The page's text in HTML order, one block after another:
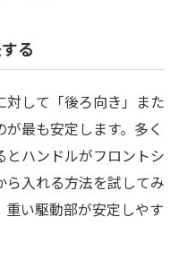
る
して「後ろ向き」また
最も安定します。多く
ハンドルがフロントシ
入れる方法を試してみ
い駆動部が安定しやす